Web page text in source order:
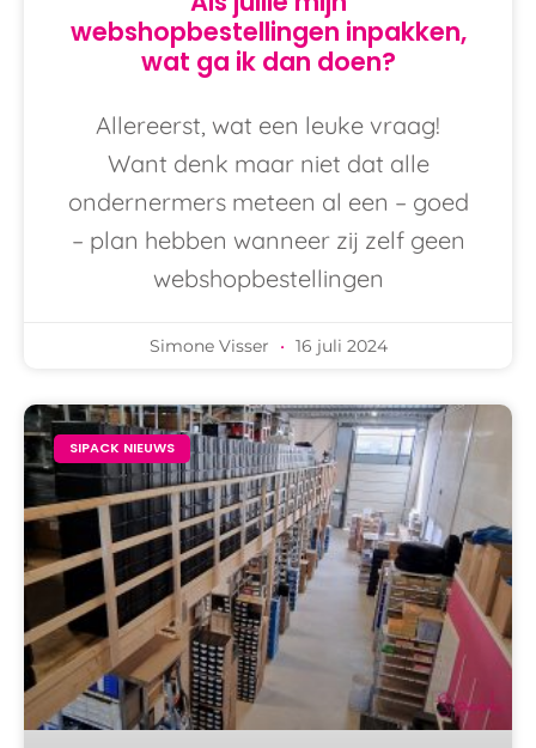
webshopbestellingen inpakken,
wat ga ik dan doen?
Allereerst, wat een leuke vraag!
Want denk maar niet dat alle
ondernermers meteen al een – goed
– plan hebben wanneer zij zelf geen
webshopbestellingen
Simone Visser 16 juli 2024
SIPACK NIEUWS